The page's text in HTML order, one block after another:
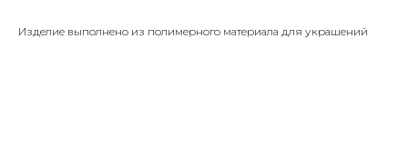
Изделие выполнено из полимерного материала для украшений